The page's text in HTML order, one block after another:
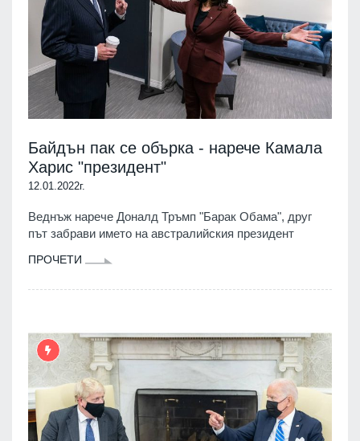
Байдън пак се обърка - нарече Камала
Харис "президент"
12.01.2022г.
Веднъж нарече Доналд Тръмп "Барак Обама", друг
път забрави името на австралийския президент
ПРОЧЕТИ